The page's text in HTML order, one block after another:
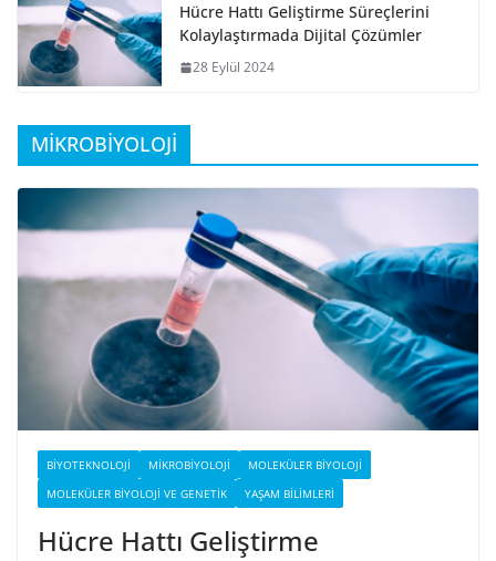
Hücre Hattı Geliştirme Süreçlerini
Kolaylaştırmada Dijital Çözümler
28 Eylül 2024
MİKROBİYOLOJİ
BIYOTEKNOLOJI MIKROBIYOLOJI
MOLEKÜLER BIYOLOJI
MOLEKÜLER BIYOLOJI VE GENETIK
YAŞAM BILIMLERI
Hücre Hattı Geliştirme